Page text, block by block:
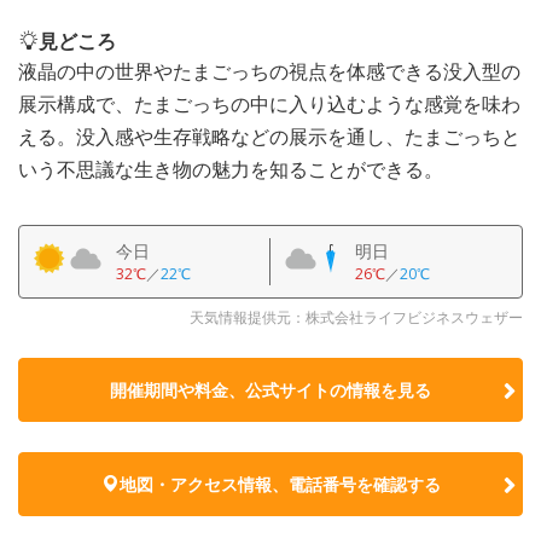
見どころ
液晶の中の世界やたまごっちの視点を体感できる没入型の
展示構成で、たまごっちの中に入り込むような感覚を味わ
える。没入感や生存戦略などの展示を通し、たまごっちと
いう不思議な生き物の魅力を知ることができる。
今日
32℃／22℃
明日
26℃／20℃
天気情報提供元：株式会社ライフビジネスウェザー
開催期間や料金、公式サイトの情報を見る
地図・アクセス情報、電話番号を確認する